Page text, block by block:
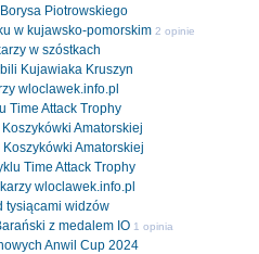
Piotrowskiego
w kujawsko-pomorskim 2 opinie
w szóstkach
Kujawiaka Kruszyn
wloclawek.info.pl
Time Attack Trophy
Amatorskiej
Amatorskiej
Time Attack Trophy
wloclawek.info.pl
tysiącami widzów
z medalem IO 1 opinia
Anwil Cup 2024